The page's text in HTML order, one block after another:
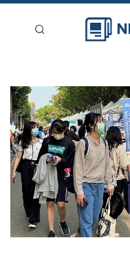
新聞稿分類
登入
刊登